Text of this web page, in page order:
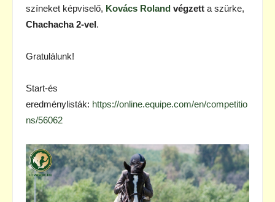
színeket képviselő, Kovács Roland végzett a szürke,
Chachacha 2-vel.
Gratulálunk!
Start-és
eredménylisták: https://online.equipe.com/en/competitio
ns/56062